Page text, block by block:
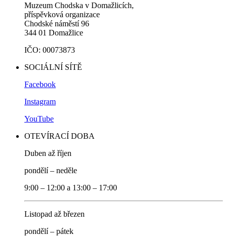
Muzeum Chodska v Domažlicích,
příspěvková organizace
Chodské náměstí 96
344 01 Domažlice
IČO: 00073873
SOCIÁLNÍ SÍTĚ
Facebook
Instagram
YouTube
OTEVÍRACÍ DOBA
Duben až říjen
pondělí – neděle
9:00 – 12:00 a 13:00 – 17:00
Listopad až březen
pondělí – pátek